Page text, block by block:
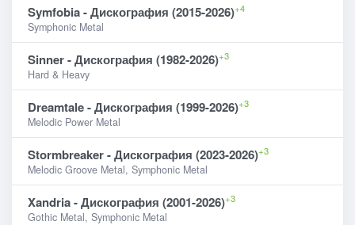
Symfobia - Дискография (2015-2026)+4
Symphonic Metal
Sinner - Дискография (1982-2026)+3
Hard & Heavy
Dreamtale - Дискография (1999-2026)+3
Melodic Power Metal
Stormbreaker - Дискография (2023-2026)+3
Melodic Groove Metal, Symphonic Metal
Xandria - Дискография (2001-2026)+3
Gothic Metal, Symphonic Metal